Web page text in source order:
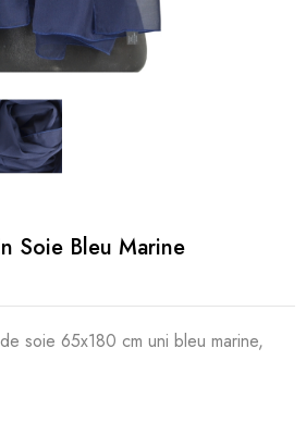
Soie Bleu Marine
soie 65x180 cm uni bleu marine,